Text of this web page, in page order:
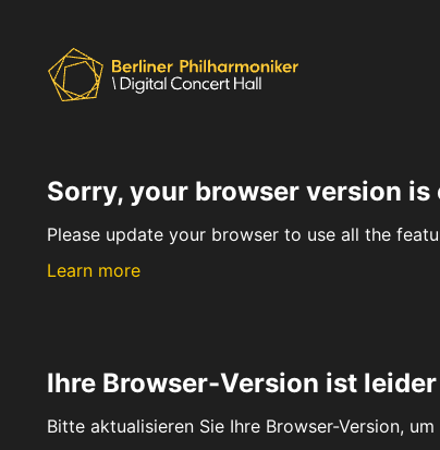
Sorry, your browser version is
Please update your browser to use all the
Learn more
Ihre Browser-Version ist
Bitte aktualisieren Sie Ihre Browser-Version,